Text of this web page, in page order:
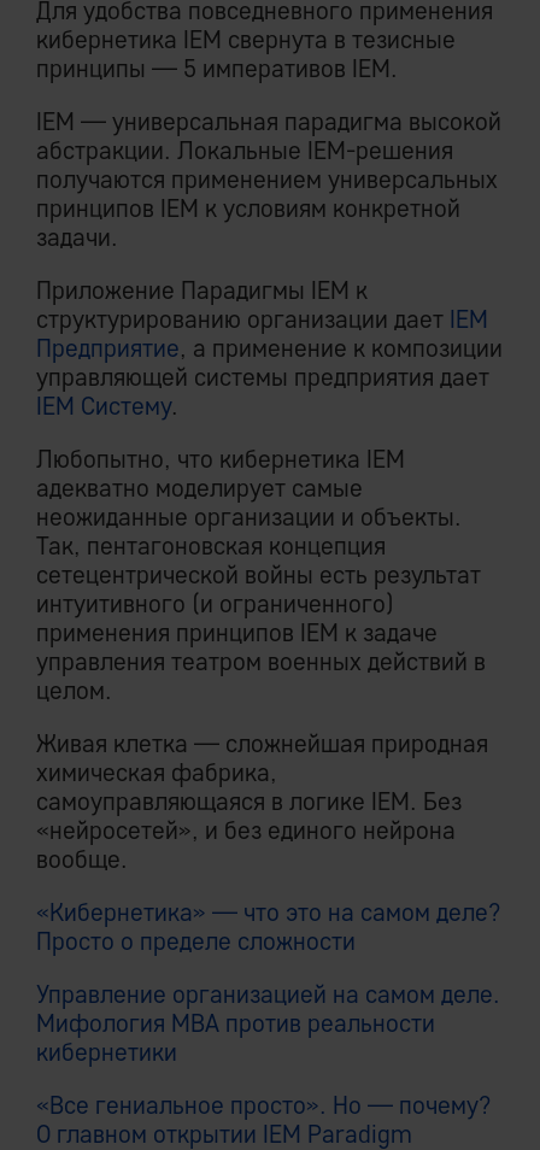
Для удобства повседневного применения
кибернетика IEM свернута в тезисные
принципы — 5 императивов IEM.
IEM — универсальная парадигма высокой
абстракции. Локальные IEM-решения
получаются применением универсальных
принципов IEM к условиям конкретной
задачи.
Приложение Парадигмы IEM к
структурированию организации дает IEM
Предприятие, а применение к композиции
управляющей системы предприятия дает
IEM Cистему.
Любопытно, что кибернетика IEM
адекватно моделирует самые
неожиданные организации и объекты.
Так, пентагоновская концепция
сетецентрической войны есть результат
интуитивного (и ограниченного)
применения принципов IEM к задаче
управления театром военных действий в
целом.
Живая клетка — сложнейшая природная
химическая фабрика,
самоуправляющаяся в логике IEM. Без
«нейросетей», и без единого нейрона
вообще.
«Кибернетика» — что это на самом деле?
Просто о пределе сложности
Управление организацией на самом деле.
Мифология MBA против реальности
кибернетики
«Все гениальное просто». Но — почему?
О главном открытии IEM Paradigm